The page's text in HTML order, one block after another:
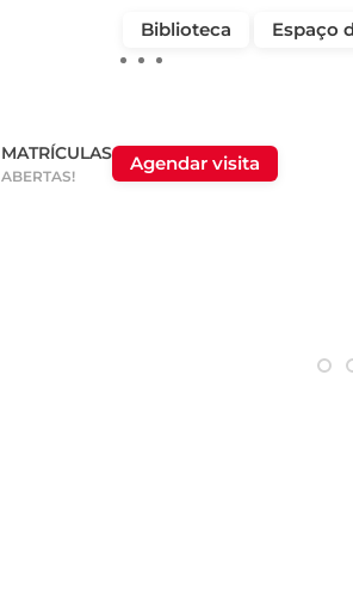
Biblioteca Espaço
MATRÍCULAS
ABERTAS!
Agendar visita